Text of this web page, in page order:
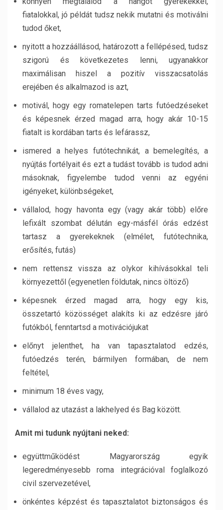
fiatalokkal, jó példát tudsz nekik mutatni és motiválni
tudod őket,
nyitott a hozzáállásod, határozott a fellépésed, tudsz
szigorú és következetes lenni, ugyanakkor
maximálisan hiszel a pozitív visszacsatolás
erejében és alkalmazod is azt,
motivál, hogy egy romatelepen tarts futóedzéseket
és képesnek érzed magad arra, hogy akár 10-15
fiatalt is kordában tarts és lefárassz,
ismered a helyes futótechnikát, a bemelegítés, a
nyújtás fortélyait és ezt a tudást tovább is tudod adni
másoknak, figyelembe tudod venni az egyéni
igényeket, különbségeket,
vállalod, hogy havonta egy (vagy akár több) előre
lefixált szombat délután egy-másfél órás edzést
tartasz a gyerekeknek (elmélet, futótechnika,
erősítés, futás)
nem rettensz vissza az olykor kihívásokkal teli
környezettől (egyenetlen földutak, nincs öltöző)
képesnek érzed magad arra, hogy egy kis,
összetartó közösséget alakíts ki az edzésre járó
futókból, fenntartsd a motivációjukat
előnyt jelenthet, ha van tapasztalatod edzés,
futóedzés terén, bármilyen formában, de nem
feltétel,
minimum 18 éves vagy,
vállalod az utazást a lakhelyed és Bag között.
Amit mi tudunk nyújtani neked:
együttműködést Magyarország egyik
legeredményesebb roma integrációval foglalkozó
civil szervezetével,
önkéntes képzést és tapasztalatot biztonságos és